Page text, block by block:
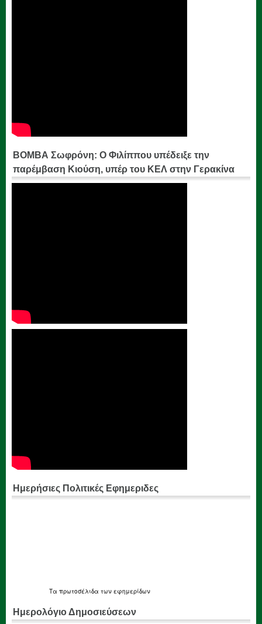
ΒΟΜΒΑ Σωφρόνη: Ο Φιλίππου υπέδειξε την
παρέμβαση Κιούση, υπέρ του ΚΕΛ στην Γερακίνα
Ημερήσιες Πολιτικές Εφημεριδες
Τα πρωτοσέλιδα των εφημερίδων
Ημερολόγιο Δημοσιεύσεων